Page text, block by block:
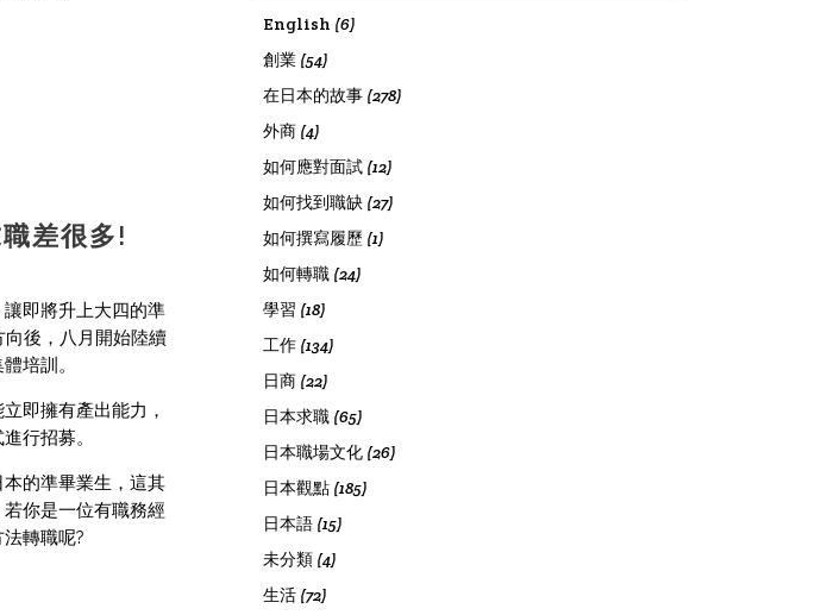
差很多!
讓即將升上大四的準
後，八月開始陸續
培訓。
即擁有產出能力，
行招募。
的準畢業生，這其
你是一位有職務經
轉職呢?
English (6)
創業 (54)
在日本的故事 (278)
外商 (4)
如何應對面試 (12)
如何找到職缺 (27)
如何撰寫履歷 (1)
如何轉職 (24)
學習 (18)
工作 (134)
日商 (22)
日本求職 (65)
日本職場文化 (26)
日本觀點 (185)
日本語 (15)
未分類 (4)
生活 (72)